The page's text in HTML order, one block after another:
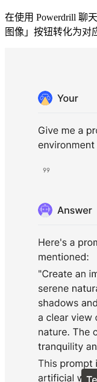
在使用 Powerdrill 聊
图像」按钮转化为对